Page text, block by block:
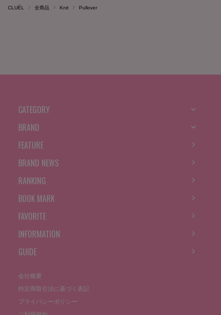
CLUÉL 全商品 Knit Pullover
CATEGORY
BRAND
FEATURE
BRAND NEWS
RANKING
BOOK MARK
FAVORITE
INFORMATION
GUIDE
会社概要
特定商取引法に基づく表記
プライバシーポリシー